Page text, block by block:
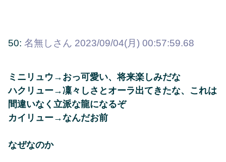
50: 名無しさん 2023/09/04(月) 00:57:59.68
ミニリュウ→おっ可愛い、将来楽しみだな
ハクリュー→凜々しさとオーラ出てきたな、これは
間違いなく立派な龍になるぞ
カイリュー→なんだお前
なぜなのか